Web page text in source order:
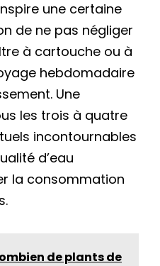
une certaine
de ne pas négliger
à cartouche ou à
hebdomadaire
Une
les trois à quatre
incontournables
d’eau
la consommation
de plants de